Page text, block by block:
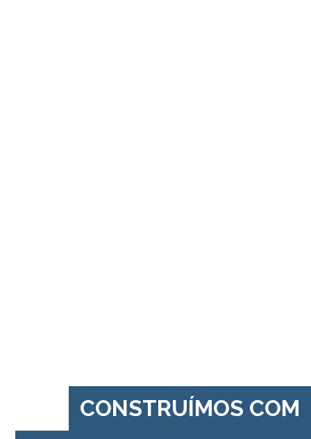
CONSTRUÍMOS COM